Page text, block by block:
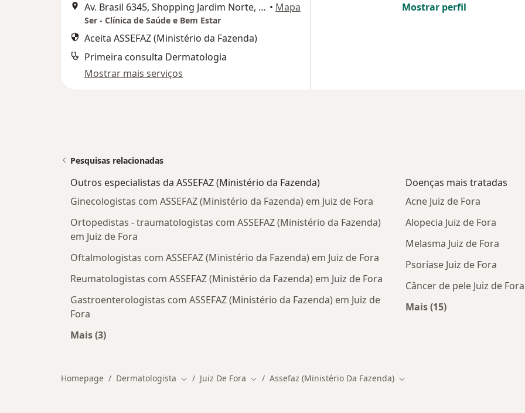
Av. Brasil 6345, Shopping Jardim Norte, Andar M1, Juiz de Fora • Mapa
Ser - Clínica de Saúde e Bem Estar
Aceita ASSEFAZ (Ministério da Fazenda)
Primeira consulta Dermatologia
Mostrar mais serviços
Mostrar perfil
Pesquisas relacionadas
Outros especialistas da ASSEFAZ (Ministério da Fazenda)
Ginecologistas com ASSEFAZ (Ministério da Fazenda) em Juiz de Fora
Ortopedistas - traumatologistas com ASSEFAZ (Ministério da Fazenda)
em Juiz de Fora
Oftalmologistas com ASSEFAZ (Ministério da Fazenda) em Juiz de Fora
Reumatologistas com ASSEFAZ (Ministério da Fazenda) em Juiz de Fora
Gastroenterologistas com ASSEFAZ (Ministério da Fazenda) em Juiz de
Fora
Mais (3)
Doenças mais tratadas
Acne Juiz de Fora
Alopecia Juiz de Fora
Melasma Juiz de Fora
Psoríase Juiz de Fora
Câncer de pele Juiz de Fora
Mais (15)
Homepage Dermatologista Mudar de cidade
Juiz De Fora Mudar de cidade
Assefaz (Ministério Da Fazenda) Mudar de cidade